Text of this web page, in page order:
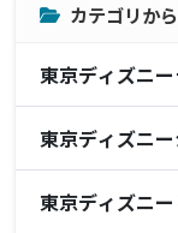
カテゴリか
東京ディズニ
東京ディズニ
東京ディズニ